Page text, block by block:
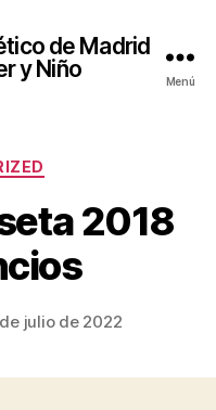
de Madrid
y Niño
Menú
2018
julio de 2022